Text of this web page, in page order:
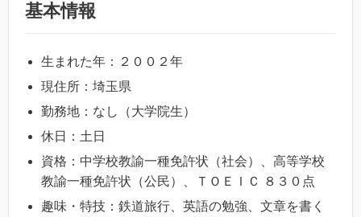
基本情報
生まれた年：２００２年
現住所：埼玉県
勤務地：なし（大学院生）
休日：土日
資格：中学校教諭一種免許状（社会）、高等学校
教諭一種免許状（公民）、ＴＯＥＩＣ ８３０点
趣味・特技：鉄道旅行、英語の勉強、文章を書く